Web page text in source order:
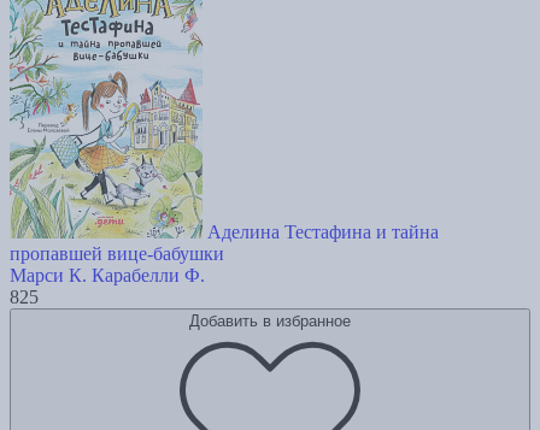
Аделина Тестафина и тайна
пропавшей вице-бабушки
Марси К. Карабелли Ф.
825
Добавить в избранное